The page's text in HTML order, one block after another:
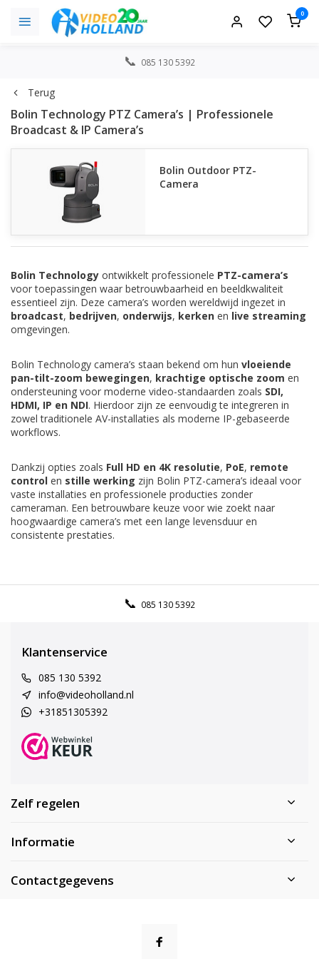
0
085 130 5392
Terug
Bolin Technology PTZ Camera’s | Professionele
Broadcast & IP Camera’s
Bolin Outdoor PTZ-
Camera
Bolin Technology ontwikkelt professionele PTZ-camera’s
voor toepassingen waar betrouwbaarheid en beeldkwaliteit
essentieel zijn. Deze camera’s worden wereldwijd ingezet in
broadcast, bedrijven, onderwijs, kerken en live streaming
omgevingen.
Bolin Technology camera’s staan bekend om hun vloeiende
pan-tilt-zoom bewegingen, krachtige optische zoom en
ondersteuning voor moderne video-standaarden zoals SDI,
HDMI, IP en NDI. Hierdoor zijn ze eenvoudig te integreren in
zowel traditionele AV-installaties als moderne IP-gebaseerde
workflows.
Dankzij opties zoals Full HD en 4K resolutie, PoE, remote
control en stille werking zijn Bolin PTZ-camera’s ideaal voor
vaste installaties en professionele producties zonder
cameraman. Een betrouwbare keuze voor wie zoekt naar
hoogwaardige camera’s met een lange levensduur en
consistente prestaties.
085 130 5392
Klantenservice
085 130 5392
info@videoholland.nl
+31851305392
Zelf regelen
Informatie
Contactgegevens